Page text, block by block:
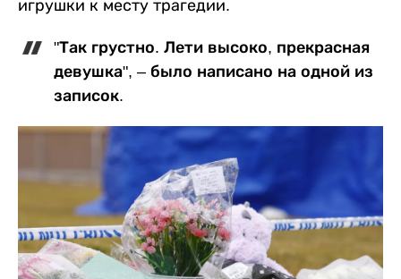
игрушки к месту трагедии.
"Так грустно. Лети высоко, прекрасная
девушка", – было написано на одной из
записок.